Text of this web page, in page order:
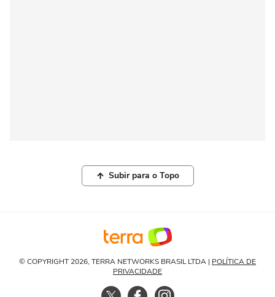
Subir para o Topo
© COPYRIGHT 2026, TERRA NETWORKS BRASIL LTDA | POLÍTICA DE
PRIVACIDADE